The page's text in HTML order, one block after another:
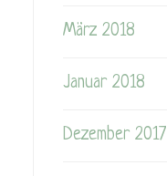
März 2018
Januar 2018
Dezember 2017